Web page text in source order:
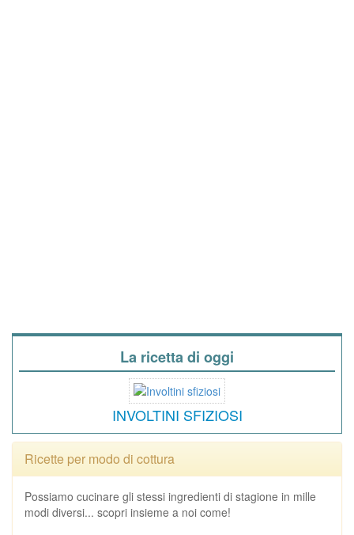
La ricetta di oggi
INVOLTINI SFIZIOSI
Ricette per modo di cottura
Possiamo cucinare gli stessi ingredienti di stagione in mille
modi diversi... scopri insieme a noi come!